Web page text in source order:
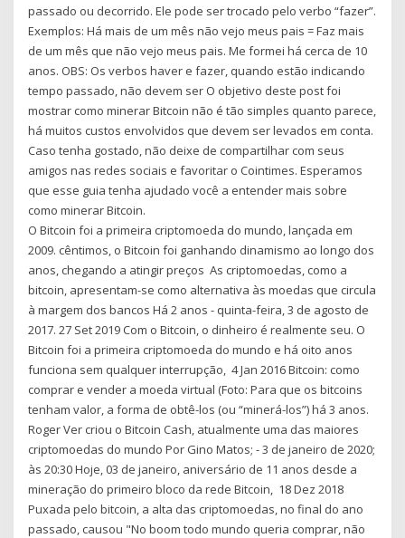
passado ou decorrido. Ele pode ser trocado pelo verbo “fazer”.
Exemplos: Há mais de um mês não vejo meus pais = Faz mais
de um mês que não vejo meus pais. Me formei há cerca de 10
anos. OBS: Os verbos haver e fazer, quando estão indicando
tempo passado, não devem ser O objetivo deste post foi
mostrar como minerar Bitcoin não é tão simples quanto parece,
há muitos custos envolvidos que devem ser levados em conta.
Caso tenha gostado, não deixe de compartilhar com seus
amigos nas redes sociais e favoritar o Cointimes. Esperamos
que esse guia tenha ajudado você a entender mais sobre
como minerar Bitcoin.
O Bitcoin foi a primeira criptomoeda do mundo, lançada em
2009. cêntimos, o Bitcoin foi ganhando dinamismo ao longo dos
anos, chegando a atingir preços As criptomoedas, como a
bitcoin, apresentam-se como alternativa às moedas que circula
à margem dos bancos Há 2 anos - quinta-feira, 3 de agosto de
2017. 27 Set 2019 Com o Bitcoin, o dinheiro é realmente seu. O
Bitcoin foi a primeira criptomoeda do mundo e há oito anos
funciona sem qualquer interrupção, 4 Jan 2016 Bitcoin: como
comprar e vender a moeda virtual (Foto: Para que os bitcoins
tenham valor, a forma de obtê-los (ou “minerá-los”) há 3 anos.
Roger Ver criou o Bitcoin Cash, atualmente uma das maiores
criptomoedas do mundo Por Gino Matos; - 3 de janeiro de 2020;
às 20:30 Hoje, 03 de janeiro, aniversário de 11 anos desde a
mineração do primeiro bloco da rede Bitcoin, 18 Dez 2018
Puxada pelo bitcoin, a alta das criptomoedas, no final do ano
passado, causou "No boom todo mundo queria comprar, não